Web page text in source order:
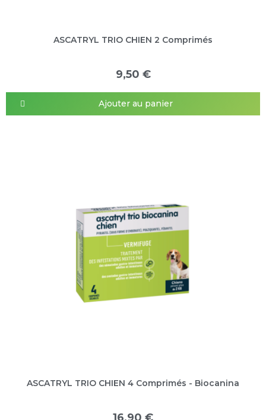
ASCATRYL TRIO CHIEN 2 Comprimés
9,50 €
Ajouter au panier
ASCATRYL TRIO CHIEN 4 Comprimés - Biocanina